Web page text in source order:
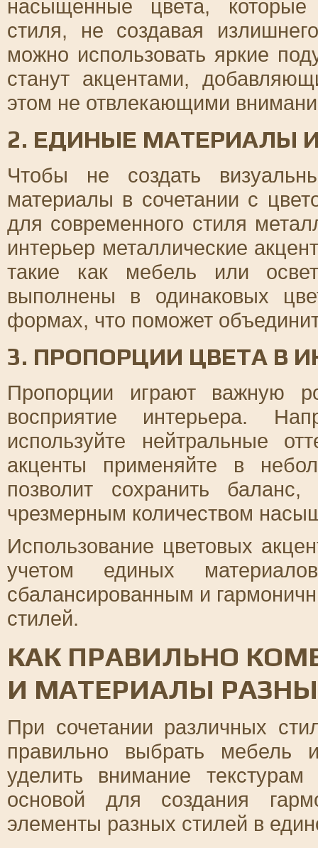
насыщенные цвета, которые
стиля, не создавая
можно использовать яркие
станут акцентами,
этом не отвлекающими
2. ЕДИНЫЕ МАТЕРИАЛЫ
Чтобы не создать
материалы в сочетании с
для современного стиля
интерьер металлические
такие как мебель или
выполнены в одинаковых
формах, что поможет
3. ПРОПОРЦИИ ЦВЕТА В
Пропорции играют важную
восприятие интерьера.
используйте нейтральные
акценты применяйте в
позволит сохранить
чрезмерным количеством
Использование цветовых
учетом единых
сбалансированным и
стилей.
КАК ПРАВИЛЬНО
И МАТЕРИАЛЫ
При сочетании различных
правильно выбрать мебель
уделить внимание
основой для создания
элементы разных стилей в